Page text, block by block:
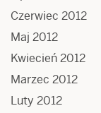
Czerwiec 2012
Maj 2012
Kwiecień 2012
Marzec 2012
Luty 2012